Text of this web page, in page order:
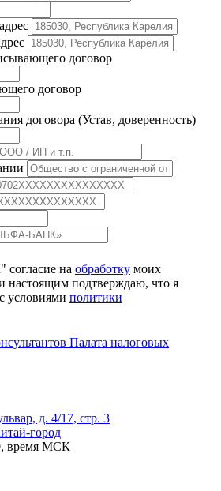
договор
договор
договора (Устав, доверенность)
на обработку моих
настоящим подтверждаю, что я
условиями политики
Палата налоговых
д. 4/17, стр. 3
город
время МСК